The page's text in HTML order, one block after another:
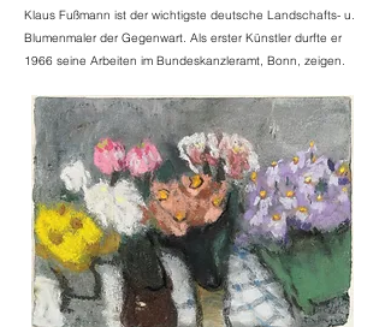
Klaus Fußmann ist der wichtigste deutsche Landschafts- u.
Blumenmaler der Gegenwart. Als erster Künstler durfte er
1966 seine Arbeiten im Bundeskanzleramt, Bonn, zeigen.